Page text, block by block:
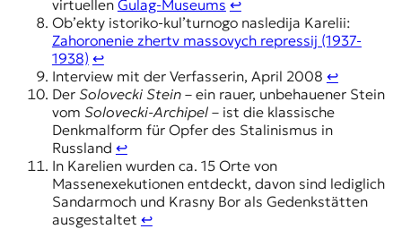
virtuellen Gulag-Museums ↩︎
Ob’ekty istoriko-kul’turnogo nasledija Karelii:
Zahoronenie zhertv massovych repressij (1937-
1938) ↩︎
Interview mit der Verfasserin, April 2008 ↩︎
Der Solovecki Stein– ein rauer, unbehauener Stein
vom Solovecki-Archipel – ist die klassische
Denkmalform für Opfer des Stalinismus in
Russland ↩︎
In Karelien wurden ca. 15 Orte von
Massenexekutionen entdeckt, davon sind lediglich
Sandarmoch und Krasny Bor als Gedenkstätten
ausgestaltet ↩︎